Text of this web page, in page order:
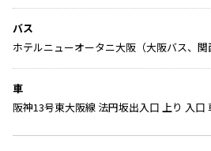
バス
ホテルニューオータニ大阪（大阪バス、
車
阪神13号東大阪線 法円坂出入口 上り 入口